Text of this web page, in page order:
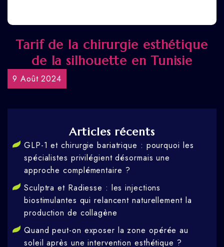
Tarif de la chirurgie esthétique
de la silhouette en Tunisie
9 Août 2024
Articles récents
GLP-1 et chirurgie bariatrique : pourquoi les
spécialistes privilégient désormais une
approche complémentaire ?
Sculptra et Radiesse : les injections
biostimulantes qui relancent naturellement la
production de collagène
Quand peut-on exposer la zone opérée au
soleil après une intervention esthétique ?